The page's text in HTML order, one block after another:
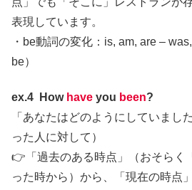
表現しています。
・be動詞の変化：is, am, are –
be）
ex.4 How have you been?
「あなたはどのようにしていまし
った人に対して）
👉「過去のある時点」（おそらく
った時から）から、「現在の時点